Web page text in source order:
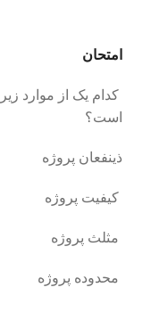
امتحان
کدام یک از موارد
است؟
ذینفعان پروژه
کیفیت پروژه
مثلث پروژه
محدوده پروژه